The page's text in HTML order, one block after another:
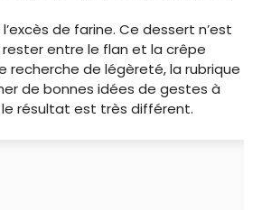
de farine. Ce dessert n’est
rester entre le flan et la crêpe
recherche de légèreté, la rubrique
de bonnes idées de gestes à
le résultat est très différent.